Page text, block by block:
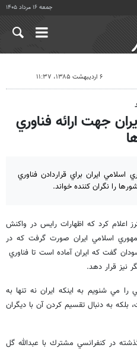
جمعه ۱۶ مرداد ۱۴۰۵
۶ اردیبهشت ۱۳۸۵، ۱۱:۳۷
جهت ارائه فناوري
اسلامي ايران براي قراردادن فناوري
را نگران كننده خواند.
اعلام كرد كه اظهارات رايس در واكنش
اسلامي ايران صورت گرفت كه در
گفت كه ايران آماده است تا فناوري
نيز قرار دهد.
مي شنويم به اينكه ايران نه تنها به
به دنبال تقسيم كردن آن با ديگران
در كنفرانسي مشترك با عبدالله گل